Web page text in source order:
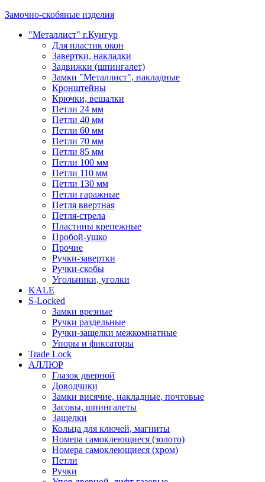
Замочно-скобяные изделия
"Металлист" г.Кунгур
Для пластик окон
Завертки, накладки
Задвижки (шпингалет)
Замки "Металлист", накладные
Кронштейны
Крючки, вешалки
Петли 24 мм
Петли 40 мм
Петли 60 мм
Петли 70 мм
Петли 85 мм
Петли 100 мм
Петли 110 мм
Петли 130 мм
Петли гаражные
Петля ввертная
Петля-стрела
Пластины крепежные
Пробой-ушко
Прочие
Ручки-завертки
Ручки-скобы
Угольники, уголки
KALE
S-Locked
Замки врезные
Ручки раздельные
Ручки-защелки межкомнатные
Упоры и фиксаторы
Trade Lock
АЛЛЮР
Глазок дверной
Доводчики
Замки висячие, накладные, почтовые
Засовы, шпингалеты
Защелки
Кольца для ключей, магниты
Номера самоклеющиеся (золото)
Номера самоклеющиеся (хром)
Петли
Ручки